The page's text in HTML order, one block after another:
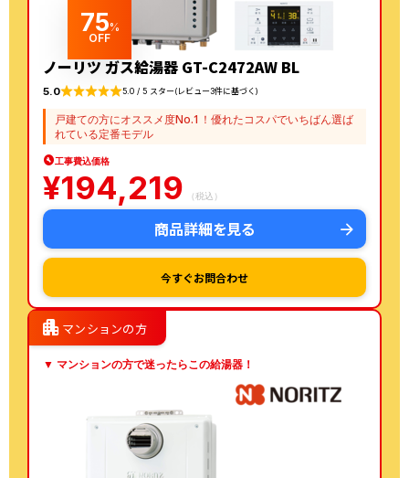
75%
OFF
ノーリツ ガス給湯器 GT-C2472AW BL
5.0 5.0 / 5 スター(レビュー3件に基づく)
戸建ての方にオススメ度No.1！優れたコスパでいちばん選ば
れている定番モデル
工事費込価格
¥194,219 （税込）
商品詳細を見る
今すぐお問合わせ
apartment マンションの方
▼ マンションの方で迷ったらこの給湯器！